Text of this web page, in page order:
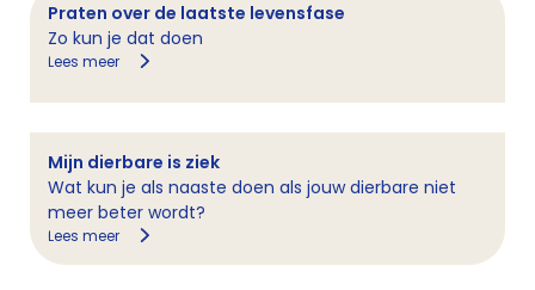
Praten over de laatste levensfase
Zo kun je dat doen
Lees meer
Mijn dierbare is ziek
Wat kun je als naaste doen als jouw dierbare niet
meer beter wordt?
Lees meer